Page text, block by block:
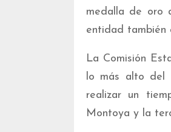
medalla de oro
entidad también
La Comisión
lo más alto del
realizar un
Montoya y la